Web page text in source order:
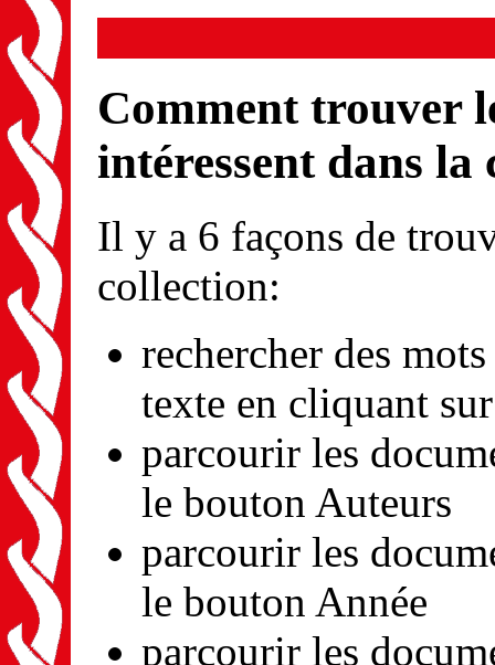
Comment trouver
intéressent dans
Il y a 6 façons de
collection:
rechercher des
texte en cliquant
parcourir les
le bouton Auteurs
parcourir les
le bouton Année
parcourir les